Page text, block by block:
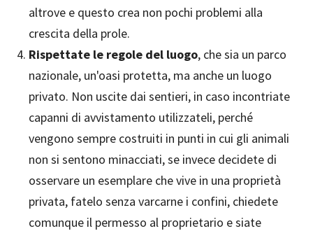
altrove e questo crea non pochi problemi alla
crescita della prole.
Rispettate le regole del luogo, che sia un parco
nazionale, un'oasi protetta, ma anche un luogo
privato. Non uscite dai sentieri, in caso incontriate
capanni di avvistamento utilizzateli, perché
vengono sempre costruiti in punti in cui gli animali
non si sentono minacciati, se invece decidete di
osservare un esemplare che vive in una proprietà
privata, fatelo senza varcarne i confini, chiedete
comunque il permesso al proprietario e siate